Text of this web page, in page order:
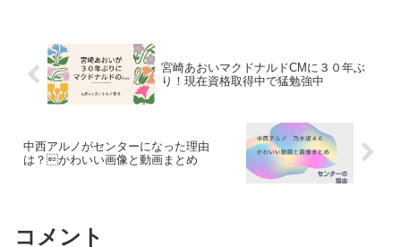
宮崎あおいマクドナルドCMに３０年ぶ
り！現在資格取得中で猛勉強中
中西アルノがセンターになった理由
は？かわいい画像と動画まとめ
コメント